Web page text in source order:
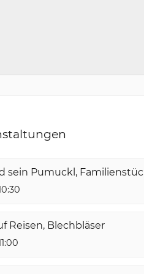
sein Pumuckl,
Reisen, Blechbläser